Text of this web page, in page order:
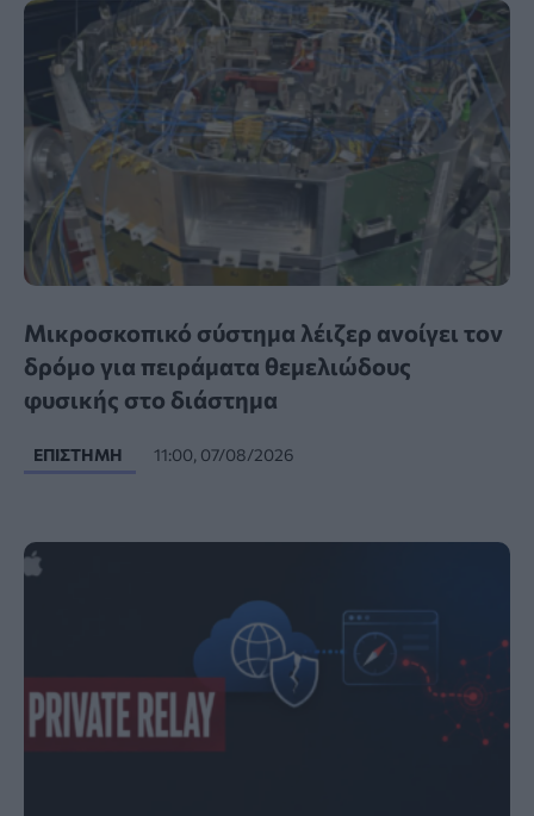
Μικροσκοπικό σύστημα λέιζερ ανοίγει τον
δρόμο για πειράματα θεμελιώδους
φυσικής στο διάστημα
ΕΠΙΣΤΉΜΗ 11:00, 07/08/2026